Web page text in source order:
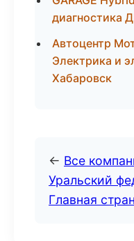
диагностика
Автоцентр
Электрика и
Хабаровск
← Все
Уральский
Главная